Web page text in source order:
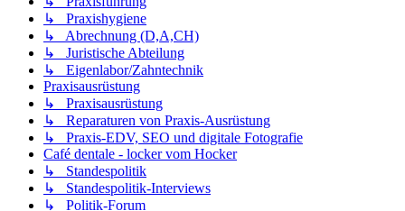
↳ Praxishygiene
↳ Abrechnung (D,A,CH)
↳ Juristische Abteilung
↳ Eigenlabor/Zahntechnik
Praxisausrüstung
↳ Praxisausrüstung
↳ Reparaturen von Praxis-Ausrüstung
↳ Praxis-EDV, SEO und digitale Fotografie
Café dentale - locker vom Hocker
↳ Standespolitik
↳ Standespolitik-Interviews
↳ Politik-Forum